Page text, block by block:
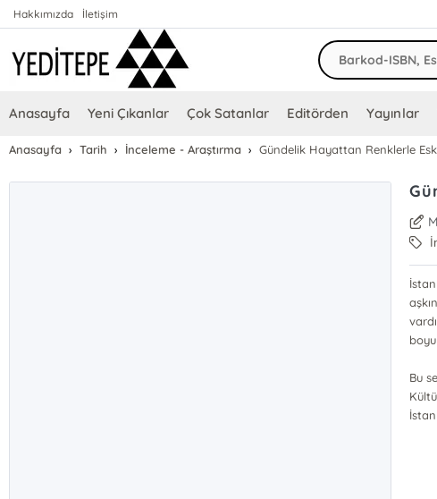
Hakkımızda İletişim
Anasayfa Yeni Çıkanlar Çok Satanlar Editörden Yayınlar
Anasayfa Tarih İnceleme - Araştırma Gündelik Hayattan Renklerle
Bu